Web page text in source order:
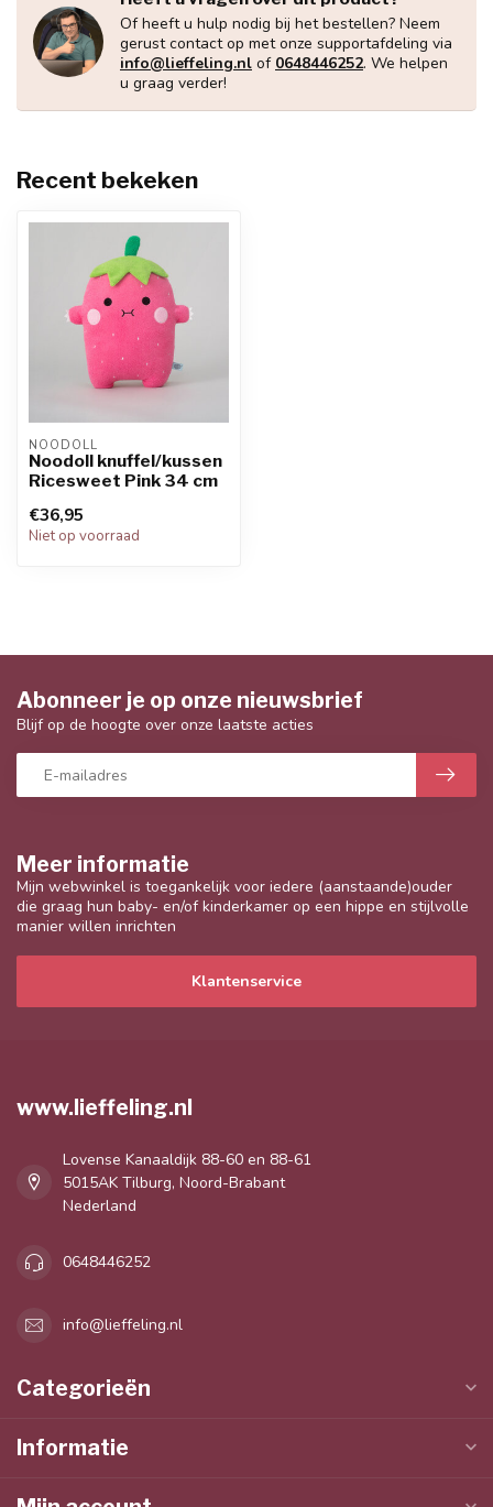
Of heeft u hulp nodig bij het bestellen? Neem
gerust contact op met onze supportafdeling via
info@lieffeling.nl of 0648446252. We helpen
u graag verder!
Recent bekeken
NOODOLL
Noodoll knuffel/kussen
Ricesweet Pink 34 cm
€36,95
Niet op voorraad
Meer informatie
Mijn webwinkel is toegankelijk voor iedere (aanstaande)ouder
die graag hun baby- en/of kinderkamer op een hippe en stijlvolle
manier willen inrichten
Klantenservice
Abonneer je op onze nieuwsbrief
Blijf op de hoogte over onze laatste acties
www.lieffeling.nl
Lovense Kanaaldijk 88-60 en 88-61
5015AK Tilburg, Noord-Brabant
Nederland
0648446252
info@lieffeling.nl
Categorieën
Informatie